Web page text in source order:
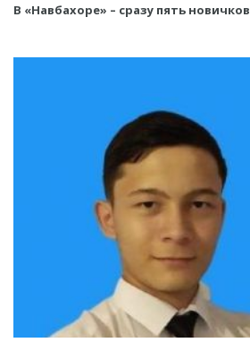
В «Навбахоре» – сразу пять новичков